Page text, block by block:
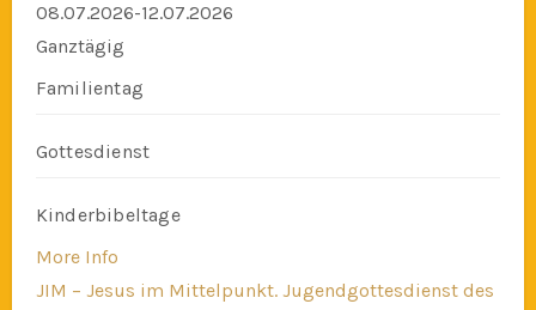
08.07.2026-12.07.2026
Ganztägig
Familientag
Gottesdienst
Kinderbibeltage
More Info
JIM – Jesus im Mittelpunkt. Jugendgottesdienst des